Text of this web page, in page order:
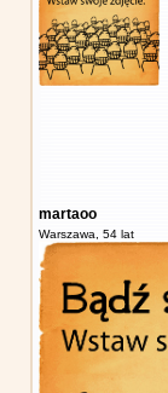
martaoo
Warszawa, 54 lat